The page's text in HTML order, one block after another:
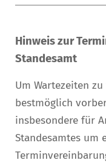
Hinweis zur
Standesamt
Um Wartezeiten
bestmöglich
insbesondere für
Standesamtes um